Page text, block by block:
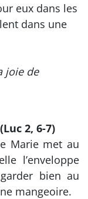
eux dans les
dans une
joie de
2, 6-7)
Marie met au
l’enveloppe
bien au
mangeoire.